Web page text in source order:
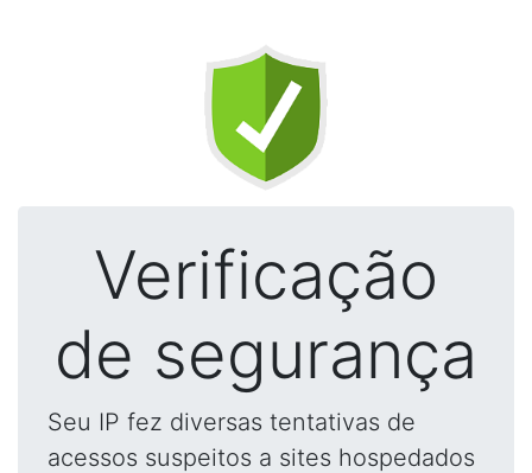
Verificação
de segurança
Seu IP fez diversas tentativas de
acessos suspeitos a sites hospedados